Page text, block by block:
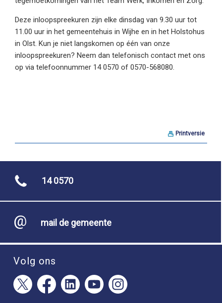
Deze inloopspreekuren zijn elke dinsdag van 9.30 uur tot
11.00 uur in het gemeentehuis in Wijhe en in het Holstohus
in Olst. Kun je niet langskomen op één van onze
inloopspreekuren? Neem dan telefonisch contact met ons
op via telefoonnummer 14 0570 of 0570-568080.
Printversie
14 0570
mail de gemeente
Volg ons